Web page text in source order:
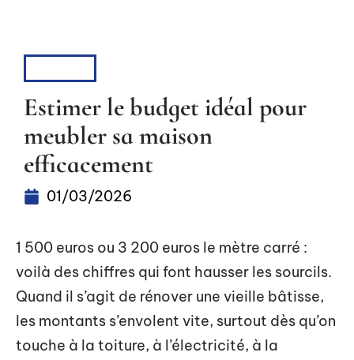
Estimer le budget idéal pour
meubler sa maison
efficacement
01/03/2026
1 500 euros ou 3 200 euros le mètre carré :
voilà des chiffres qui font hausser les sourcils.
Quand il s’agit de rénover une vieille bâtisse,
les montants s’envolent vite, surtout dès qu’on
touche à la toiture, à l’électricité, à la